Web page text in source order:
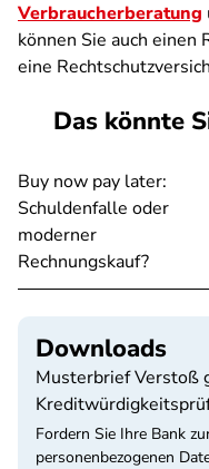
Verbraucherberatung
können Sie auch einen
eine
Das könnte
Buy now pay later:
Schuldenfalle oder
moderner
Rechnungskauf?
Downloads
Musterbrief Verstoß
Fordern Sie Ihre Bank
personenbezogenen